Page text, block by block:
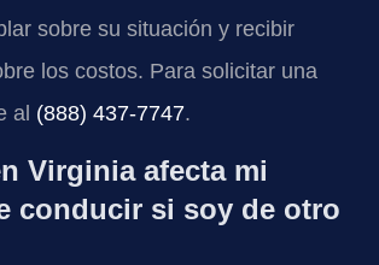
sobre su situación y recibir
los costos. Para solicitar una
al (888) 437-7747.
Virginia afecta mi
conducir si soy de otro